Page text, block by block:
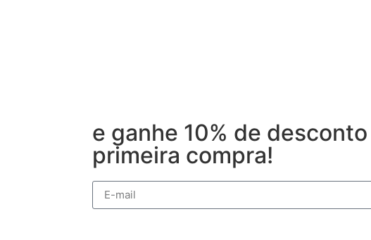
e ganhe 10% de
primeira compra!